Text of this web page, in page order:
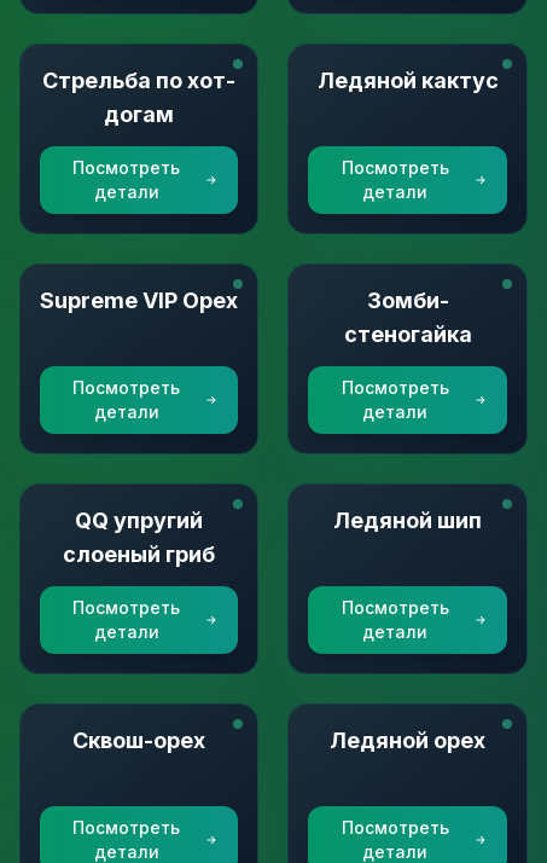
Стрельба по хот-
догам
Посмотреть
детали
Ледяной кактус
Посмотреть
детали
Supreme VIP Орех
Посмотреть
детали
Зомби-
стеногайка
Посмотреть
детали
QQ упругий
слоеный гриб
Посмотреть
детали
Ледяной шип
Посмотреть
детали
Сквош-орех
Посмотреть
детали
Ледяной орех
Посмотреть
детали